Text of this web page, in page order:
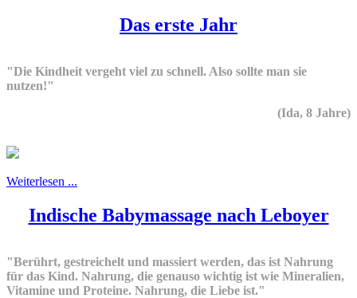
Das erste Jahr
"Die Kindheit vergeht viel zu schnell. Also sollte man sie
nutzen!"
(Ida, 8 Jahre)
Weiterlesen ...
Indische Babymassage nach Leboyer
"Berührt, gestreichelt und massiert werden, das ist Nahrung
für das Kind. Nahrung, die genauso wichtig ist wie Mineralien,
Vitamine und Proteine. Nahrung, die Liebe ist."